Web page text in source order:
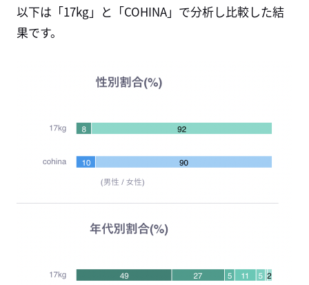
以下は「17kg」と「COHINA」で分析し比較した結
果です。